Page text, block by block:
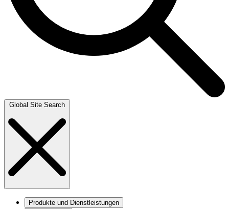
Global Site Search
Produkte und Dienstleistungen